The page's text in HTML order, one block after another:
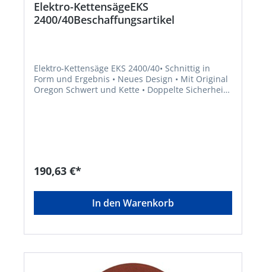
Elektro-KettensägeEKS
2400/40Beschaffungsartikel
Elektro-Kettensäge EKS 2400/40• Schnittig in
Form und Ergebnis • Neues Design • Mit Original
Oregon Schwert und Kette • Doppelte Sicherheit
Ichenhauser Straße 14, 89359 Kötz, DE,
+4982212030, gardentech@al-ko.deHinweis:
Abweichende Lieferzeit! Lieferung frachtfrei.
Artikel ist von der Rücknahme ausgeschlossen!
190,63 €*
In den Warenkorb